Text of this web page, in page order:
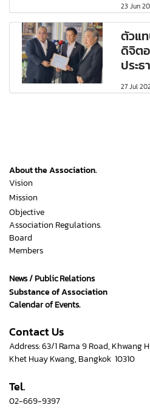
23 Jun
ตัวแ
ดิจิต
ประ
27 Jul
About the Association.
Vision
Mission
Objective
Association Regulations.
Board
Members
News / Public Relations
Substance of Association
Calendar of Events.
Contact Us
Address: 63/1 Rama 9 Road, Khwang
Khet Huay Kwang, Bangkok 10310
Tel.
02-669-9397